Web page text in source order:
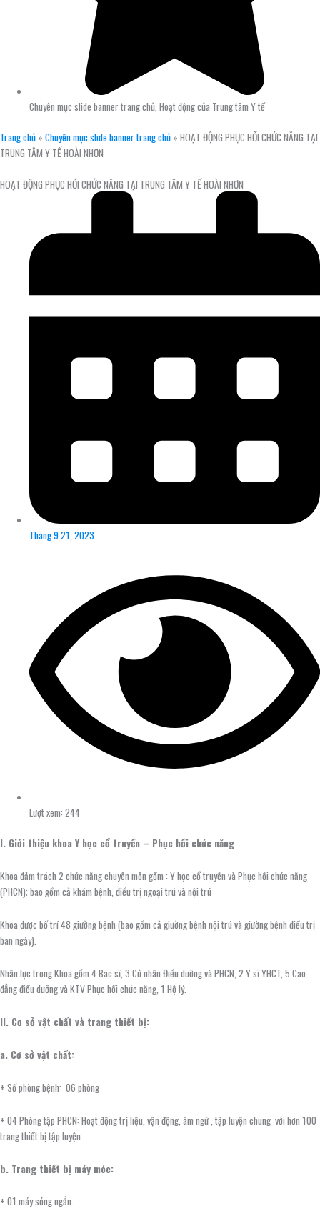
Chuyên mục slide banner trang chủ,Hoạt động của Trung tâm Y tế
Trang chủ » Chuyên mục slide banner trang chủ » HOẠT ĐỘNG PHỤC HỒI CHỨC NĂNG TẠI
TRUNG TÂM Y TẾ HOÀI NHƠN
HOẠT ĐỘNG PHỤC HỒI CHỨC NĂNG TẠI TRUNG TÂM Y TẾ HOÀI NHƠN
Tháng 9 21, 2023
Lượt xem: 244
I. Giới thiệu khoa Y học cổ truyền – Phục hồi chức năng
Khoa đảm trách 2 chức năng chuyên môn gồm : Y học cổ truyền và Phục hồi chức năng
(PHCN); bao gồm cả khám bệnh, điều trị ngoại trú và nội trú
Khoa được bố trí 48 giường bệnh (bao gồm cả giường bệnh nội trú và giường bệnh điều trị
ban ngày).
Nhân lực trong Khoa gồm 4 Bác sĩ, 3 Cử nhân Điều dưỡng và PHCN, 2 Y sĩ YHCT, 5 Cao
đẳng điều dưỡng và KTV Phục hồi chức năng, 1 Hộ lý.
II. Cơ sở vật chất và trang thiết bị:
a. Cơ sở vật chất:
+ Số phòng bệnh: 06 phòng
+ 04 Phòng tập PHCN: Hoạt động trị liệu, vận động, âm ngữ , tập luyện chung với hơn 100
trang thiết bị tập luyện
b. Trang thiết bị máy móc:
+ 01 máy sóng ngắn.